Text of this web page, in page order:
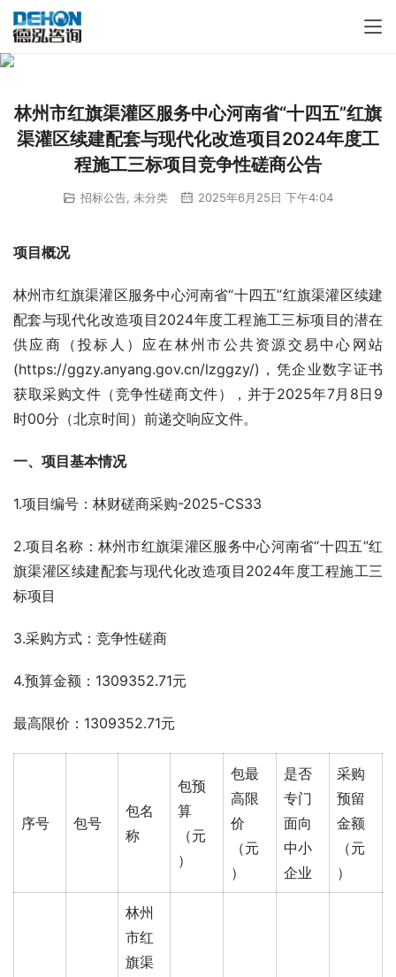
林州市红旗渠灌区服务中心河南省“十四五”红旗
渠灌区续建配套与现代化改造项目2024年度工
程施工三标项目竞争性磋商公告
招标公告 未分类 2025年6月25日 下午4:04
项目概况
林州市红旗渠灌区服务中心河南省“十四五”红旗渠灌区续建
配套与现代化改造项目2024年度工程施工三标项目的潜在
供应商（投标人）应在林州市公共资源交易中心网站
(https://ggzy.anyang.gov.cn/lzggzy/)，凭企业数字证书
获取采购文件（竞争性磋商文件），并于2025年7月8日9
时00分（北京时间）前递交响应文件。
一、 项目基本情况
1.项目编号：林财磋商采购-2025-CS33
2.项目名称：林州市红旗渠灌区服务中心河南省“十四五”红
旗渠灌区续建配套与现代化改造项目2024年度工程施工三
标项目
3.采购方式：竞争性磋商
4.预算金额：1309352.71元
最高限价：1309352.71元
序号 包号
包名
称
包预
算
（元
）
包最
高限
价
（元
）
是否
专门
面向
中小
企业
采购
预留
金额
（元
）
林州
市红
旗渠